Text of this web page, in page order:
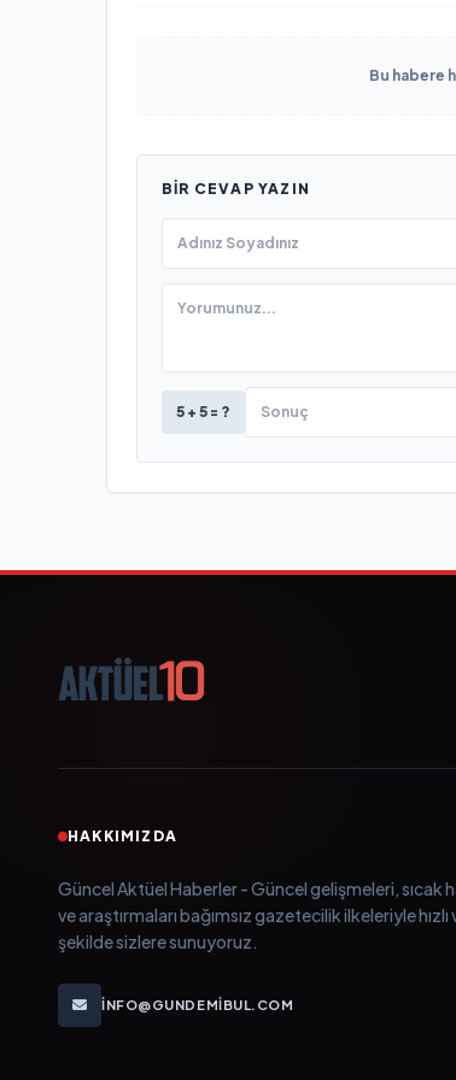
Bu habere
BIR CEVAP YAZIN
5 + 5 = ?
HAKKIMIZDA
Güncel Aktüel Haberler - Güncel gelişmeleri, sıcak
ve araştırmaları bağımsız gazetecilik ilkeleriyle
şekilde sizlere sunuyoruz.
INFO@GUNDEMIBUL.COM